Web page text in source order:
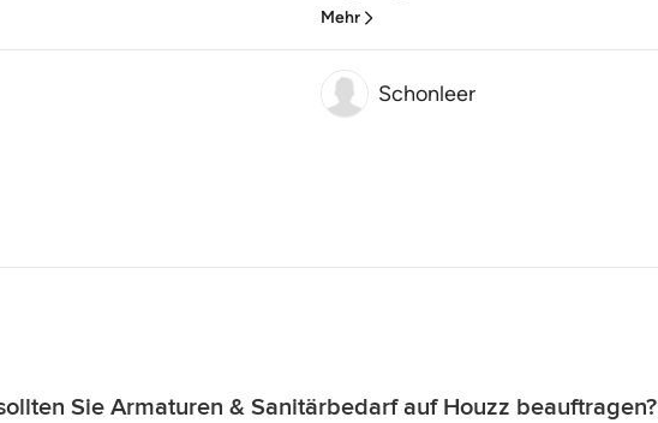
Mehr
Schonleer
Sie Armaturen & Sanitärbedarf auf Houzz beauftragen?